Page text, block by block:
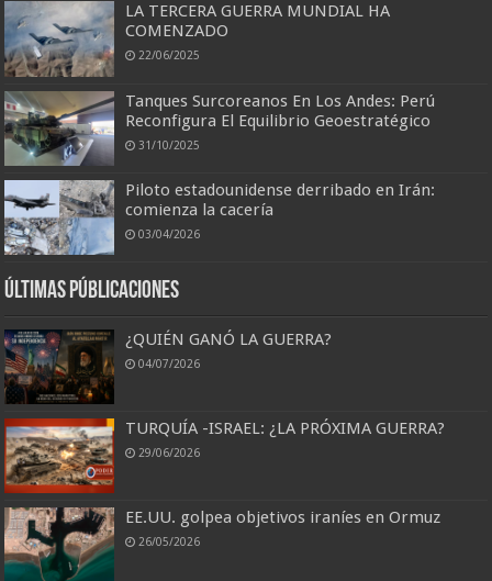
LA TERCERA GUERRA MUNDIAL HA
COMENZADO
22/06/2025
Tanques Surcoreanos En Los Andes: Perú
Reconfigura El Equilibrio Geoestratégico
31/10/2025
Piloto estadounidense derribado en Irán:
comienza la cacería
03/04/2026
Últimas Públicaciones
¿QUIÉN GANÓ LA GUERRA?
04/07/2026
TURQUÍA -ISRAEL: ¿LA PRÓXIMA GUERRA?
29/06/2026
EE.UU. golpea objetivos iraníes en Ormuz
26/05/2026